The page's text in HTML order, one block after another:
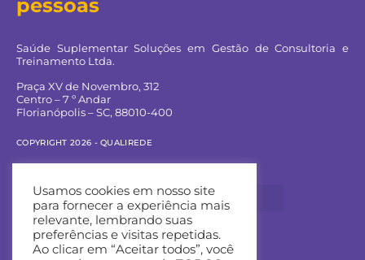
pessoas
Saúde Suplementar Soluções em Gestão de Consultoria e
Treinamento Ltda.
Praça XV de Novembro, 312
Centro – 7 º Andar
Florianópolis – SC, 88010-400
COPYRIGHT 2026 - QUALIREDE
Entre em contato:
Usamos cookies em nosso site
para fornecer a experiência mais
relevante, lembrando suas
preferências e visitas repetidas.
Ao clicar em “Aceitar todos”, você